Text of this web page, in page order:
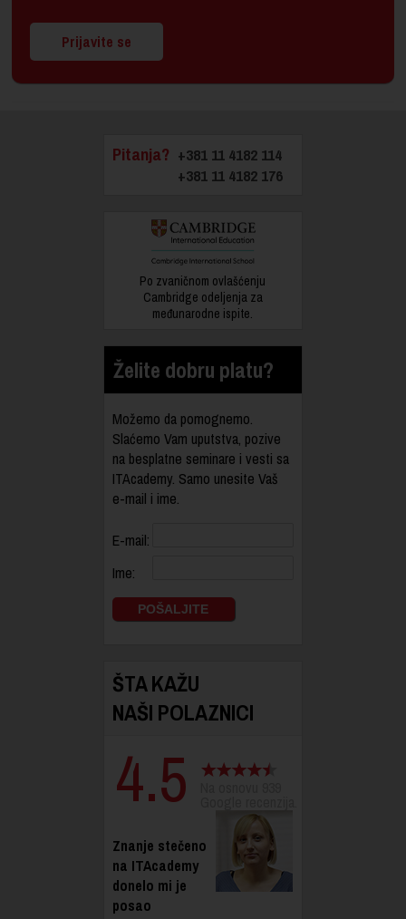
Prijavite se
Pitanja? +381 11 4182 114
+381 11 4182 176
Po zvaničnom ovlašćenju
Cambridge odeljenja za
međunarodne ispite.
Želite dobru platu?
Možemo da pomognemo.
Slaćemo Vam uputstva, pozive
na besplatne seminare i vesti sa
ITAcademy. Samo unesite Vaš
e-mail i ime.
E-mail:
Ime:
ŠTA KAŽU
NAŠI POLAZNICI
4.5
Znanje stečeno
na ITAcademy
donelo mi je
posao